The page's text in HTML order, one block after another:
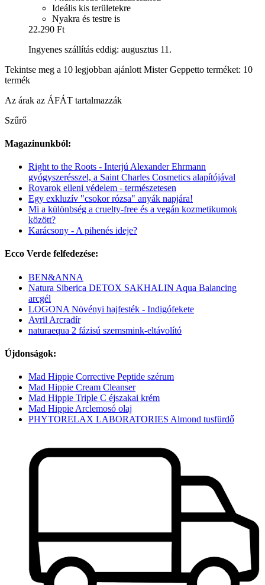
Ideális kis területekre
Nyakra és testre is
22.290 Ft
Ingyenes szállítás eddig: augusztus 11.
Tekintse meg a 10 legjobban ajánlott Mister Geppetto terméket: 10
termék
Az árak az ÁFÁT tartalmazzák
Szűrő
Magazinunkból:
Right to the Roots - Interjú Alexander Ehrmann
gyógyszerésszel, a Saint Charles Cosmetics alapítójával
Rovarok elleni védelem - természetesen
Egy exkluzív "csokor rózsa" anyák napjára!
Mi a különbség a cruelty-free és a vegán kozmetikumok
között?
Karácsony - A pihenés ideje?
Ecco Verde felfedezése:
BEN&ANNA
Natura Siberica DETOX SAKHALIN Aqua Balancing
arcgél
LOGONA Növényi hajfesték - Indigófekete
Avril Arcradír
naturaequa 2 fázisú szemsmink-eltávolító
Újdonságok:
Mad Hippie Corrective Peptide szérum
Mad Hippie Cream Cleanser
Mad Hippie Triple C éjszakai krém
Mad Hippie Arclemosó olaj
PHYTORELAX LABORATORIES Almond tusfürdő